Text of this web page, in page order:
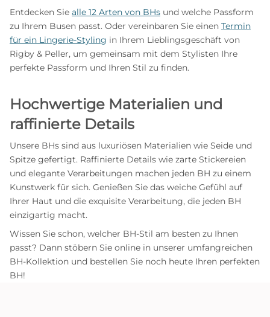
Entdecken Sie alle 12 Arten von BHs und welche Passform
zu Ihrem Busen passt. Oder vereinbaren Sie einen Termin
für ein Lingerie-Styling in Ihrem Lieblingsgeschäft von
Rigby & Peller, um gemeinsam mit dem Stylisten Ihre
perfekte Passform und Ihren Stil zu finden.
Hochwertige Materialien und
raffinierte Details
Unsere BHs sind aus luxuriösen Materialien wie Seide und
Spitze gefertigt. Raffinierte Details wie zarte Stickereien
und elegante Verarbeitungen machen jeden BH zu einem
Kunstwerk für sich. Genießen Sie das weiche Gefühl auf
Ihrer Haut und die exquisite Verarbeitung, die jeden BH
einzigartig macht.
Wissen Sie schon, welcher BH-Stil am besten zu Ihnen
passt? Dann stöbern Sie online in unserer umfangreichen
BH-Kollektion und bestellen Sie noch heute Ihren perfekten
BH!